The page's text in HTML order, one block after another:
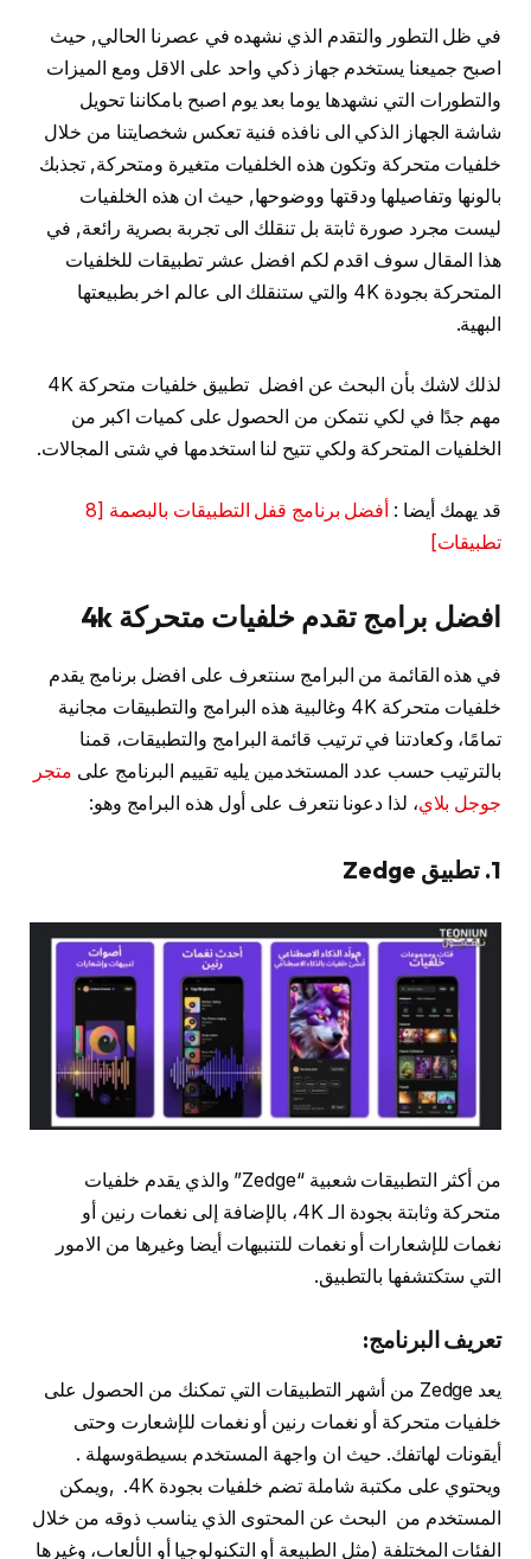
في ظل التطور والتقدم الذي نشهده في عصرنا الحالي, حيث
اصبح جميعنا يستخدم جهاز ذكي واحد على الاقل ومع الميزات
والتطورات التي نشهدها يوما بعد يوم اصبح بامكاننا تحويل
شاشة الجهاز الذكي الى نافذه فنية تعكس شخصايتنا من خلال
خلفيات متحركة وتكون هذه الخلفيات متغيرة ومتحركة, تجذبك
بالونها وتفاصيلها ودقتها ووضوحها, حيث ان هذه الخلفيات
ليست مجرد صورة ثابتة بل تنقلك الى تجربة بصرية رائعة, في
هذا المقال سوف اقدم لكم افضل عشر تطبيقات للخلفيات
المتحركة بجودة 4K والتي ستنقلك الى عالم اخر بطبيعتها
البهية.
لذلك لاشك بأن البحث عن افضل تطبيق خلفيات متحركة 4K
مهم جدًا في لكي نتمكن من الحصول على كميات اكبر من
الخلفيات المتحركة ولكي تتيح لنا استخدمها في شتى المجالات.
قد يهمك أيضا :
أفضل برنامج قفل التطبيقات بالبصمة [8
تطبيقات]
افضل برامج تقدم خلفيات متحركة 4k
في هذه القائمة من البرامج سنتعرف على افضل برنامج يقدم
خلفيات متحركة 4K وغالبية هذه البرامج والتطبيقات مجانية
تمامًا، وكعادتنا في ترتيب قائمة البرامج والتطبيقات، قمنا
بالترتيب حسب عدد المستخدمين يليه تقييم البرنامج على متجر
جوجل بلاي، لذا دعونا نتعرف على أول هذه البرامج وهو:
1. تطبيق Zedge
من أكثر التطبيقات شعبية “Zedge” والذي يقدم خلفيات
متحركة وثابتة بجودة الـ 4K، بالإضافة إلى نغمات رنين أو
نغمات للإشعارات أو نغمات للتنبيهات أيضا وغيرها من الامور
التي ستكتشفها بالتطبيق.
تعريف البرنامج:
يعد Zedge من أشهر التطبيقات التي تمكنك من الحصول على
خلفيات متحركة أو نغمات رنين أو نغمات للإشعارت وحتى
أيقونات لهاتفك. حيث ان واجهة المستخدم بسيطةوسهلة .
ويحتوي على مكتبة شاملة تضم خلفيات بجودة 4K. ,ويمكن
المستخدم من البحث عن المحتوى الذي يناسب ذوقه من خلال
الفئات المختلفة (مثل الطبيعة أو التكنولوجيا أو الألعاب، وغيرها